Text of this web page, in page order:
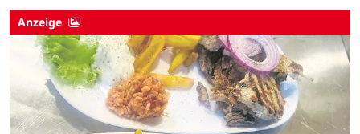
Anzeige